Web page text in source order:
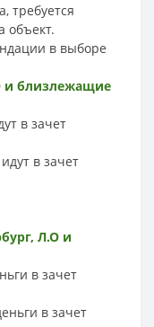
требуется
объект.
в выборе
и близлежащие
в зачет
в зачет
Л.О и
в зачет
в зачет